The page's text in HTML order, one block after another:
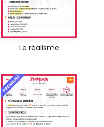
Le réalisme
PREMIUM